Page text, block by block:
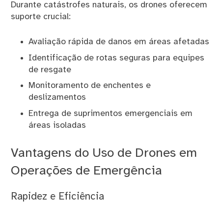
Durante catástrofes naturais, os drones oferecem
suporte crucial:
Avaliação rápida de danos em áreas afetadas
Identificação de rotas seguras para equipes
de resgate
Monitoramento de enchentes e
deslizamentos
Entrega de suprimentos emergenciais em
áreas isoladas
Vantagens do Uso de Drones em
Operações de Emergência
Rapidez e Eficiência